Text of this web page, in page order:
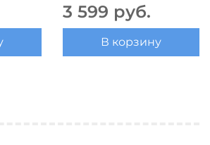
3 599 руб.
В корзину